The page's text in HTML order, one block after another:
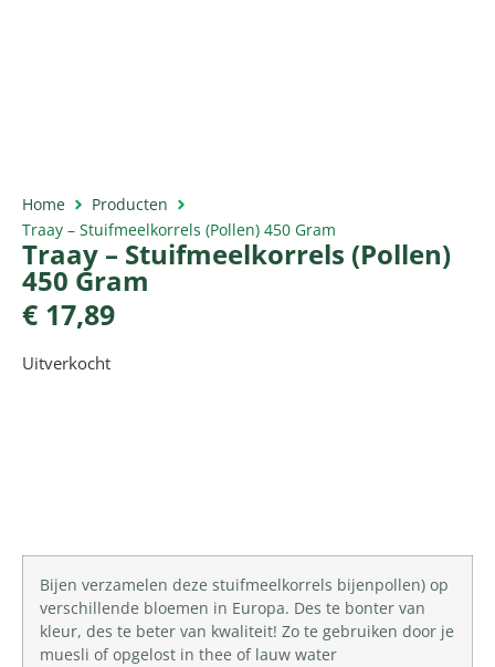
Home
Producten
Traay – Stuifmeelkorrels (Pollen) 450 Gram
Traay – Stuifmeelkorrels (Pollen)
450 Gram
€ 17,89
Uitverkocht
Bijen verzamelen deze stuifmeelkorrels bijenpollen) op
verschillende bloemen in Europa. Des te bonter van
kleur, des te beter van kwaliteit! Zo te gebruiken door je
muesli of opgelost in thee of lauw water